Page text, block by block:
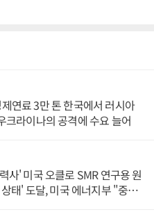
연료 3만 톤 한국에서 러시아
크라이나의 공격에 수요 늘어
사' 미국 오클로 SMR 연구용 원
태' 도달, 미국 에너지부 "중요